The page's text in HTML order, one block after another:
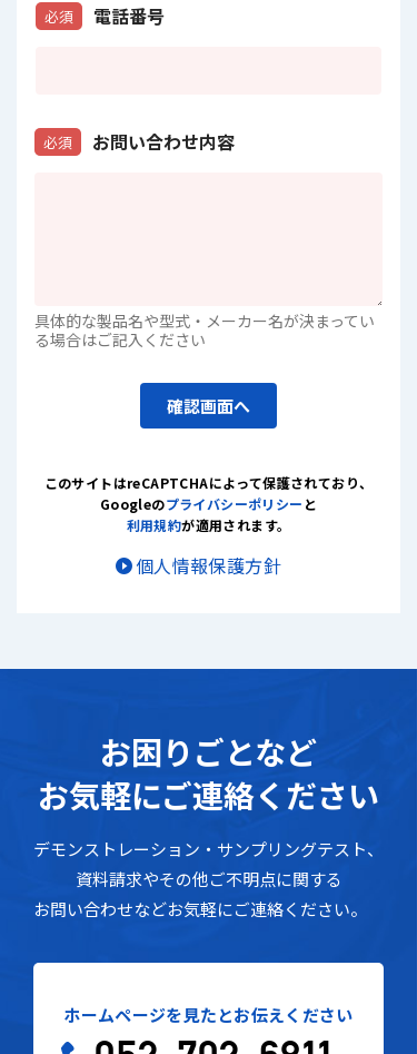
電話番号
必須
お問い合わせ内容
必須
具体的な製品名や型式・メーカー名が決まってい
る場合はご記入ください
確認画面へ
このサイトはreCAPTCHAによって保護されており、
Googleのプライバシーポリシー と
利用規約が適用されます。
個人情報保護方針
お困りごとなど
お気軽にご連絡ください
デモンストレーション・サンプリングテスト、
資料請求やその他ご不明点に関する
お問い合わせなどお気軽にご連絡ください。
ホームページを見たとお伝えください